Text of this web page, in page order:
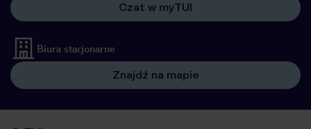
Czat w myTUI
Biura stacjonarne
Znajdź na mapie